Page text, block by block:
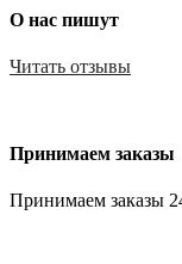
О нас пишут
Читать отзывы
Принимаем заказы
Принимаем заказы